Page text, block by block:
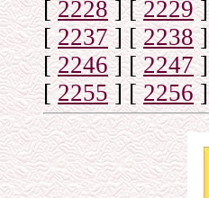
[2228] [2229]
[2237] [2238]
[2246] [2247]
[2255] [2256]